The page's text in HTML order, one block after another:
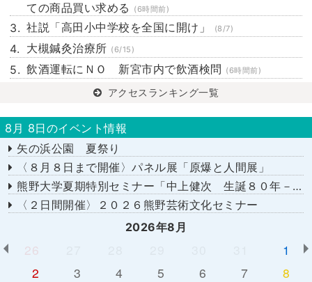
ての商品買い求める
(6時間前)
社説「高田小中学校を全国に開け」 (8/7)
大槻鍼灸治療所 (6/15)
飲酒運転にＮＯ 新宮市内で飲酒検問 (6時間前)
アクセスランキング一覧
8月 8日のイベント情報
矢の浜公園 夏祭り
〈８月８日まで開催〉パネル展「原爆と人間展」
熊野大学夏期特別セミナー「中上健次 生誕８０年－時代へのまなざし－」
〈２日間開催〉２０２６熊野芸術文化セミナー
2026年8月
26
1
2
3 4 5 6 7
8